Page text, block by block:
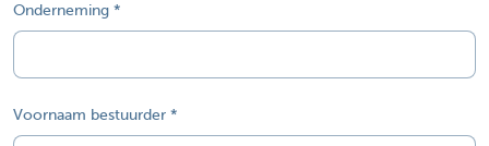
Onderneming
Voornaam bestuurder